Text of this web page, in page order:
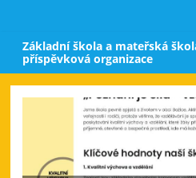
Základní škola a mateřská
příspěvková organizace
Hlavní